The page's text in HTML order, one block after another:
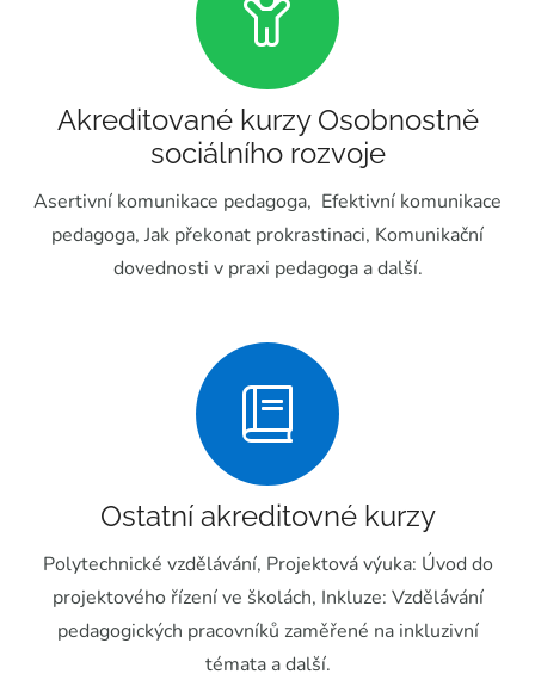
Akreditované kurzy Osobnostně
sociálního rozvoje
Asertivní komunikace pedagoga, Efektivní komunikace
pedagoga, Jak překonat prokrastinaci, Komunikační
dovednosti v praxi pedagoga a další.
Ostatní akreditovné kurzy
Polytechnické vzdělávání, Projektová výuka: Úvod do
projektového řízení ve školách, Inkluze: Vzdělávání
pedagogických pracovníků zaměřené na inkluzivní
témata a další.